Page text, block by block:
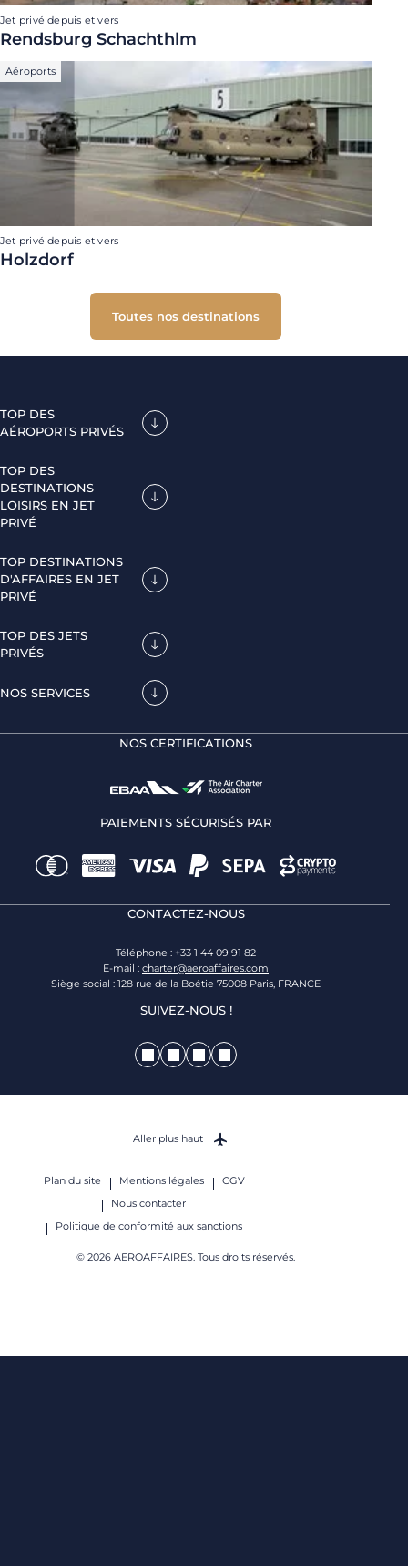
Jet privé depuis et vers
Rendsburg Schachthlm
Aéroports
Jet privé depuis et vers
Holzdorf
Toutes nos destinations
TOP DES
AÉROPORTS PRIVÉS
TOP DES
DESTINATIONS
LOISIRS EN JET
PRIVÉ
TOP DESTINATIONS
D'AFFAIRES EN JET
PRIVÉ
TOP DES JETS
PRIVÉS
NOS SERVICES
NOS CERTIFICATIONS
PAIEMENTS SÉCURISÉS PAR
CONTACTEZ-NOUS
Téléphone : +33 1 44 09 91 82
E-mail : charter@aeroaffaires.com
Siège social : 128 rue de la Boétie 75008 Paris, FRANCE
SUIVEZ-NOUS !
Plan du site Mentions légales
CGV
Nous contacter
Politique de conformité aux sanctions
© 2026 AEROAFFAIRES. Tous droits réservés.
Aller plus haut